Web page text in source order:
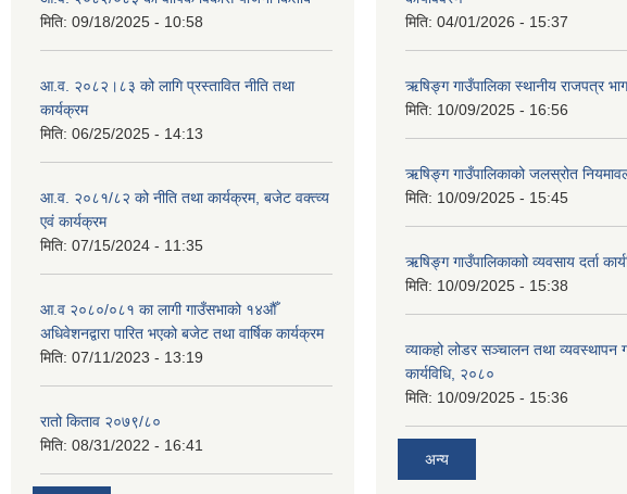
मिति: 09/18/2025 - 10:58
आ.व. २०८२।८३ को लागि प्रस्तावित नीति तथा
कार्यक्रम
मिति: 06/25/2025 - 14:13
आ.व. २०८१/८२ को नीति तथा कार्यक्रम, बजेट वक्त्व्य
एवं कार्यक्रम
मिति: 07/15/2024 - 11:35
आ.व २०८०/०८१ का लागी गाउँसभाको १४औँ
अधिवेशनद्वारा पारित भएको बजेट तथा वार्षिक कार्यक्रम
मिति: 07/11/2023 - 13:19
रातो किताव २०७९/८०
मिति: 08/31/2022 - 16:41
मिति: 04/01/2026 - 15:37
ऋषिङ्ग गाउँपालिका स्थानीय राजपत्र
मिति: 10/09/2025 - 16:56
ऋषिङ्ग गाउँपालिकाको जलस्रोत
मिति: 10/09/2025 - 15:45
ऋषिङ्ग गाउँपालिकाकाो व्यवसाय दर्ता
मिति: 10/09/2025 - 15:38
व्याकहो लोडर सञ्चालन तथा व्यवस्थापन
कार्यविधि, २०८०
मिति: 10/09/2025 - 15:36
अन्य